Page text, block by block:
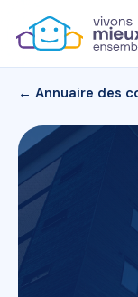
← Annuaire des